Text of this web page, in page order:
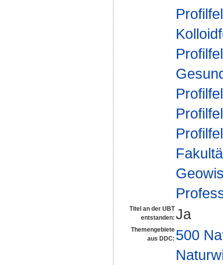
Titel an der UBT
entstanden: Ja
Themengebiete
aus DDC: 500